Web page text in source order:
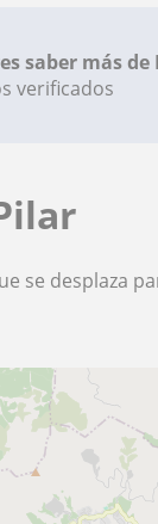
saber más de
verificados
se desplaza